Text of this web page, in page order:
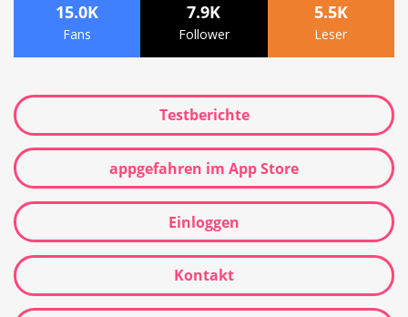
15.0K
Fans
7.9K
Follower
5.5K
Leser
Testberichte
appgefahren im App Store
Einloggen
Kontakt